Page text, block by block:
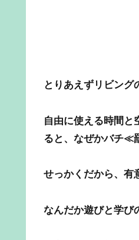
とりあえずリビング
自由に使える時間と
ると、なぜかバチ≪
せっかくだから、有
なんだか遊びと学び